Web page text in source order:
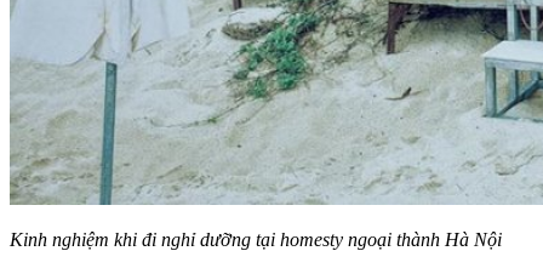
Kinh nghiệm khi đi nghỉ dưỡng tại homesty ngoại thành Hà Nội